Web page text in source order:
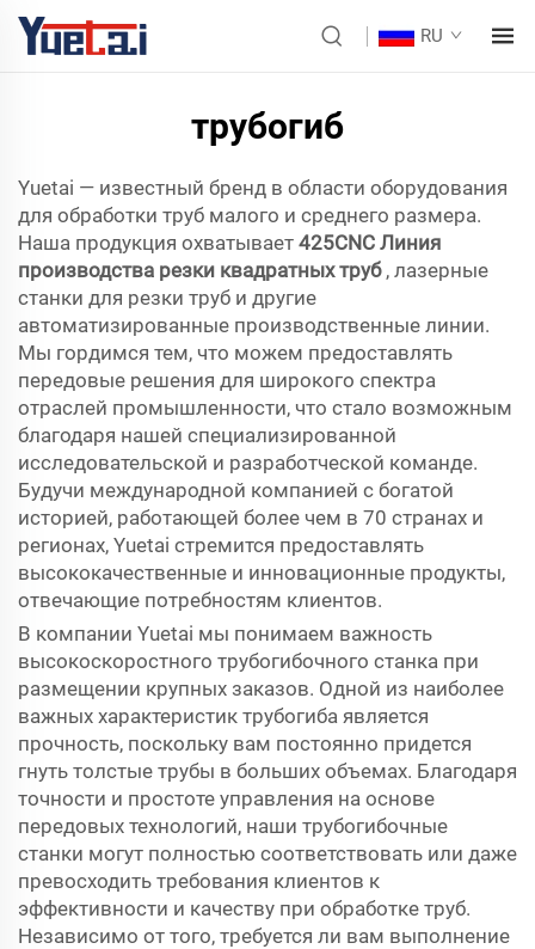
RU
трубогиб
Yuetai — известный бренд в области оборудования
для обработки труб малого и среднего размера.
Наша продукция охватывает 425CNC Линия
производства резки квадратных труб , лазерные
станки для резки труб и другие
автоматизированные производственные линии.
Мы гордимся тем, что можем предоставлять
передовые решения для широкого спектра
отраслей промышленности, что стало возможным
благодаря нашей специализированной
исследовательской и разработческой команде.
Будучи международной компанией с богатой
историей, работающей более чем в 70 странах и
регионах, Yuetai стремится предоставлять
высококачественные и инновационные продукты,
отвечающие потребностям клиентов.
В компании Yuetai мы понимаем важность
высокоскоростного трубогибочного станка при
размещении крупных заказов. Одной из наиболее
важных характеристик трубогиба является
прочность, поскольку вам постоянно придется
гнуть толстые трубы в больших объемах. Благодаря
точности и простоте управления на основе
передовых технологий, наши трубогибочные
станки могут полностью соответствовать или даже
превосходить требования клиентов к
эффективности и качеству при обработке труб.
Независимо от того, требуется ли вам выполнение